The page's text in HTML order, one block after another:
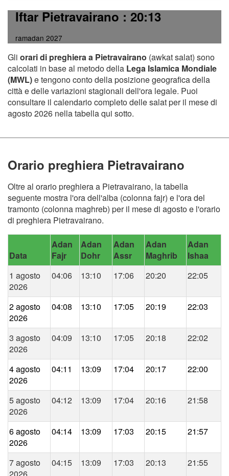
Iftar Pietravairano: 20:13
ramadan 2027
Gli orari di preghiera a Pietravairano (awkat salat) sono
calcolati in base al metodo della Lega Islamica Mondiale
(MWL)e tengono conto della posizione geografica della
città e delle variazioni stagionali dell'ora legale. Puoi
consultare il calendario completo delle salat per il mese di
agosto 2026 nella tabella qui sotto.
Orario preghiera Pietravairano
Oltre al orario preghiera a Pietravairano, la tabella
seguente mostra l'ora dell'alba (colonna fajr) e l'ora del
tramonto (colonna maghreb) per il mese di agosto e l'orario
di preghiera Pietravairano.
Data
Adan
Fajr
Adan
Dohr
Adan
Assr
Adan
Maghrib
Adan
Ishaa
1 agosto
2026
04:06 13:10 17:06 20:20 22:05
2 agosto
2026
04:08 13:10 17:05 20:19 22:03
3 agosto
2026
04:09 13:10 17:05 20:18 22:02
4 agosto
2026
04:11 13:09 17:04 20:17 22:00
5 agosto
2026
04:12 13:09 17:04 20:16 21:58
6 agosto
2026
04:14 13:09 17:03 20:15 21:57
7 agosto
04:15 13:09 17:03 20:13 21:55